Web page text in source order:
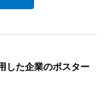
した企業のポスター